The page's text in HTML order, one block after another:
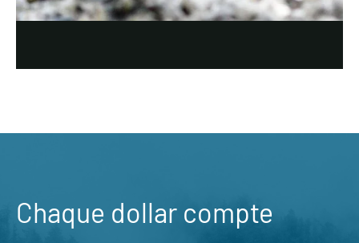
Chaque dollar compte